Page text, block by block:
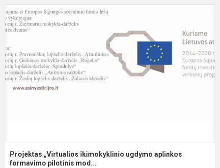
Projektas „Virtualios ikimokyklinio ugdymo aplinkos
formavimo pilotinis mod...